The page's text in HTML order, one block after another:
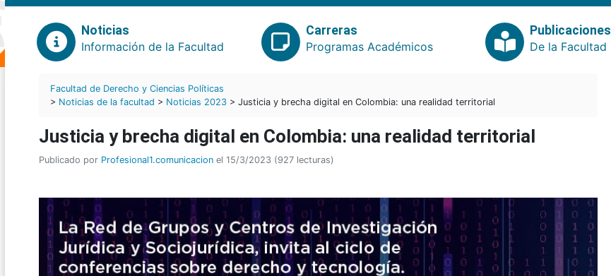
Noticias
Información de la Facultad
Carreras
Programas Académicos
Publicaciones
De la Facultad
Facultad de Derecho y Ciencias Políticas
> Noticias de la facultad > Noticias 2023 > Justicia y brecha digital en Colombia: una realidad territorial
Justicia y brecha digital en Colombia: una realidad territorial
Publicado por Profesional1.comunicacion el 15/3/2023 (927 lecturas)